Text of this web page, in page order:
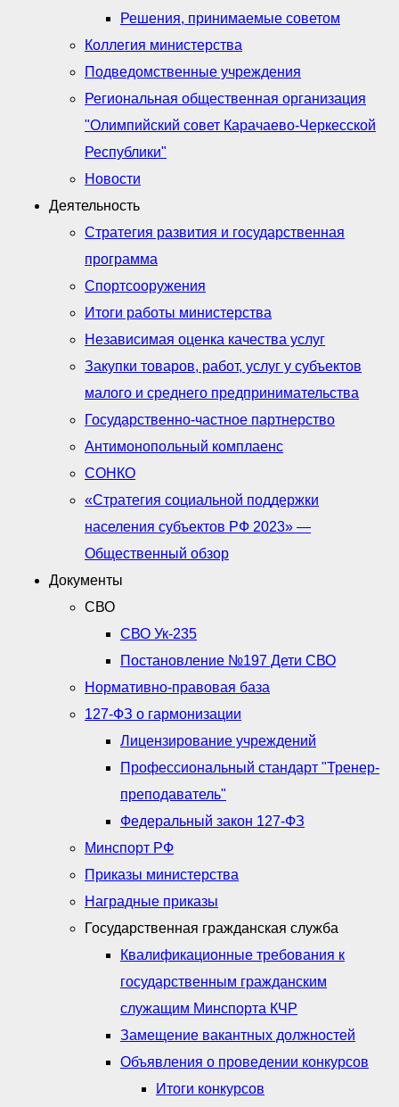
Решения, принимаемые советом
Коллегия министерства
Подведомственные учреждения
Региональная общественная организация
"Олимпийский совет Карачаево-Черкесской
Республики"
Новости
Деятельность
Стратегия развития и государственная
программа
Спортсооружения
Итоги работы министерства
Независимая оценка качества услуг
Закупки товаров, работ, услуг у субъектов
малого и среднего предпринимательства
Государственно-частное партнерство
Антимонопольный комплаенс
СОНКО
«Стратегия социальной поддержки
населения субъектов РФ 2023» —
Общественный обзор
Документы
СВО
СВО Ук-235
Постановление №197 Дети СВО
Нормативно-правовая база
127-ФЗ о гармонизации
Лицензирование учреждений
Профессиональный стандарт "Тренер-
преподаватель"
Федеральный закон 127-ФЗ
Минспорт РФ
Приказы министерства
Наградные приказы
Государственная гражданская служба
Квалификационные требования к
государственным гражданским
служащим Минспорта КЧР
Замещение вакантных должностей
Объявления о проведении конкурсов
Итоги конкурсов